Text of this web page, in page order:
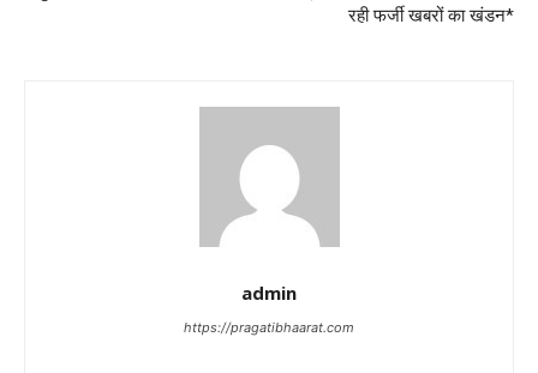
रही फर्जी खबरों का खंडन*
admin
https://pragatibhaarat.com